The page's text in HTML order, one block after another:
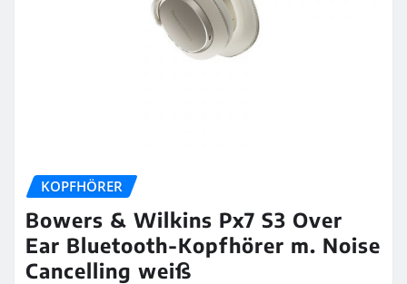
KOPFHÖRER
Bowers & Wilkins Px7 S3 Over
Ear Bluetooth-Kopfhörer m. Noise
Cancelling weiß